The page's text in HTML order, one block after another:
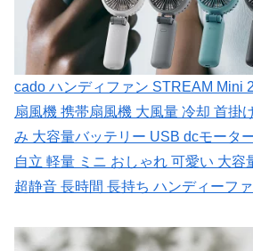
cado ハンディファン STREAM Mini
扇風機 携帯扇風機 大風量 冷却 首掛
み 大容量バッテリー USB dcモータ
自立 軽量 ミニ おしゃれ 可愛い 大容
超静音 長時間 長持ち ハンディーフ